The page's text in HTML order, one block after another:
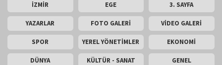
İZMİR EGE 3. SAYFA
YAZARLAR FOTO GALERİ VİDEO GALERİ
SPOR YEREL YÖNETİMLER EKONOMİ
DÜNYA KÜLTÜR - SANAT GENEL